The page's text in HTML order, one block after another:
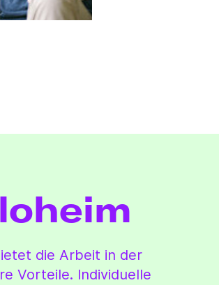
die Arbeit in der
Vorteile. Individuelle